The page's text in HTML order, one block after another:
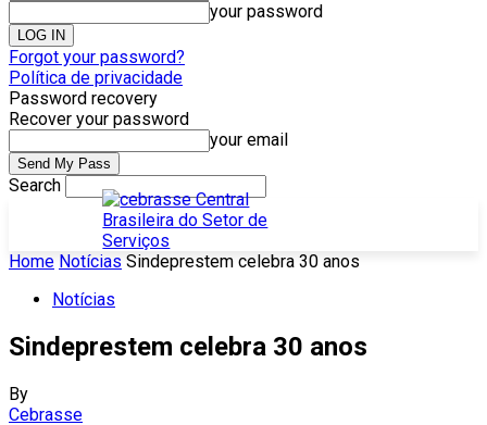
your password
Forgot your password?
Política de privacidade
Password recovery
Recover your password
your email
Search
Home Notícias Sindeprestem celebra 30 anos
Notícias
Sindeprestem celebra 30 anos
By
Cebrasse